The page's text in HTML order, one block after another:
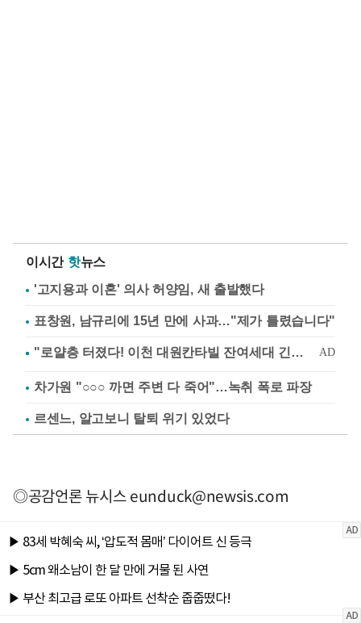
이시간 핫뉴스
'고지용과 이혼' 의사 허양임, 새 출발했다
표창원, 남규리에 15년 만에 사과…"제가 틀렸습니다"
차가원 "○○○ 까면 주변 다 죽어"…녹취 폭로 파장
르센느, 알고보니 탈퇴 위기 있었다
◎공감언론 뉴시스eunduck@newsis.com